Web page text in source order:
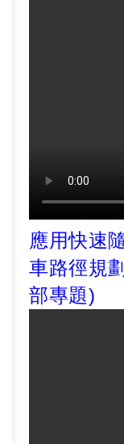
應用快速
車路徑規
部專題)